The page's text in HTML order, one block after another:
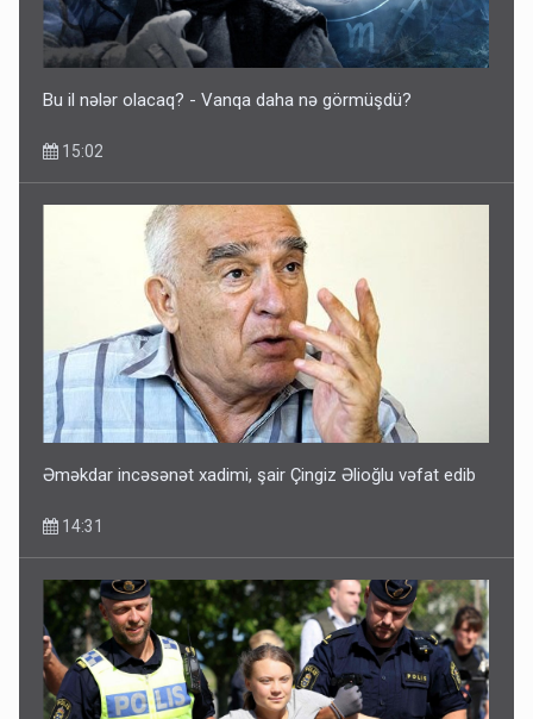
Bu il nələr olacaq? - Vanqa daha nə görmüşdü?
15:02
Əməkdar incəsənət xadimi, şair Çingiz Əlioğlu vəfat edib
14:31